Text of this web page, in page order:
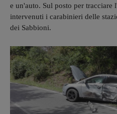
e un'auto. Sul posto per tracciare
intervenuti i carabinieri delle
dei Sabbioni.